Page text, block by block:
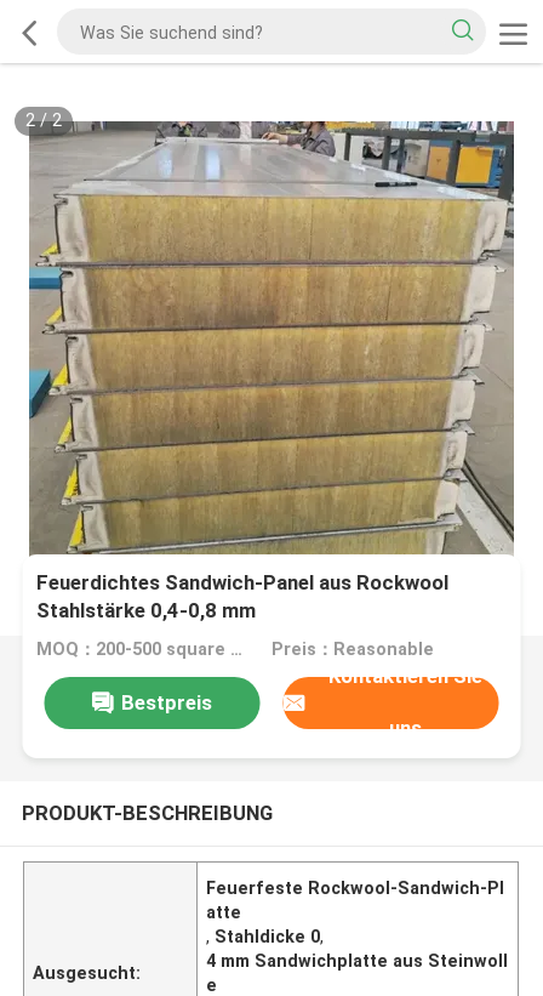
2/2
Feuerdichtes Sandwich-Panel aus Rockwool
Stahlstärke 0,4-0,8 mm
MOQ：200-500 square meters Preis：Reasonable
Bestpreis
Kontaktieren Sie
uns
PRODUKT-BESCHREIBUNG
Ausgesucht:
Feuerfeste Rockwool-Sandwich-Pl
atte
, Stahldicke 0,
4 mm Sandwichplatte aus Steinwoll
e